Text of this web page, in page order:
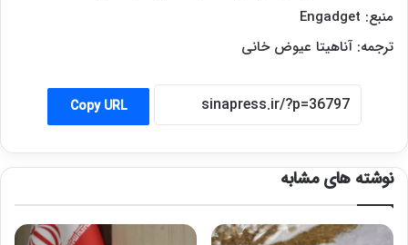
منبع: Engadget
ترجمه: آناهیتا عیوض خانی
Copy URL
نوشته های مشابه